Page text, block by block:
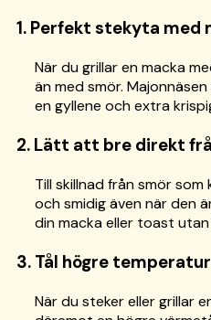
1. Perfekt stekyta med
När du grillar en macka
än med smör.
en gyllene och extra
2. Lätt att bre direkt
Till skillnad från smör
och smidig även när den
din macka eller toast utan
3. Tål högre
När du steker eller grillar